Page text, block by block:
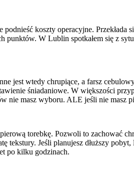
koszty operacyjne.
W Lublin spotkałem się z
jest wtedy chrupiące, a farsz
śniadaniowe. W większości
masz wyboru. ALE jeśli nie masz
torebkę. Pozwoli to zachować
tekstury. Jeśli planujesz dłuższy
po kilku godzinach.